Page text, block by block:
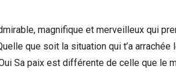
magnifique et merveilleux qui
que soit la situation qui t’a arrachée
Sa paix est différente de celle que le